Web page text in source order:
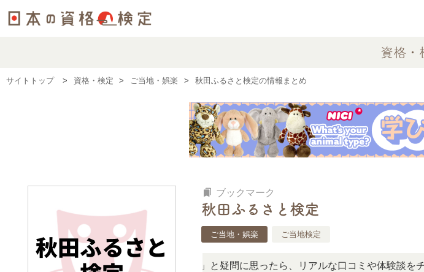
資格・
サイトトップ 資格・検定 ご当地・娯楽 秋田ふるさと検定の情報まとめ
bookmarks ブックマーク
秋田ふるさと検定
ご当地・娯楽 ご当地検定
この検定、難しい？」「どんな試験？」と疑問に思ったら、リアルな口コミや体験談をチェ